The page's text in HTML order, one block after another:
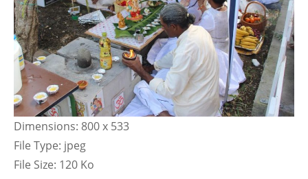
Dimensions: 800 x 533
File Type: jpeg
File Size: 120 Ko